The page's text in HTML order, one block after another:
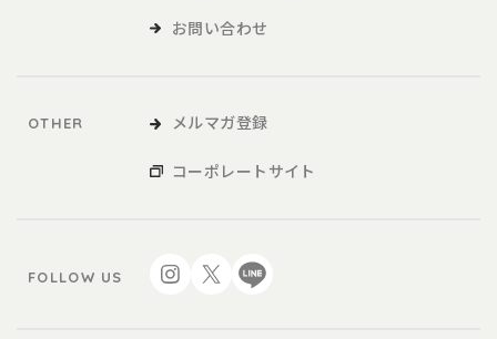
お問い合わせ
OTHER メルマガ登録
コーポレートサイト
FOLLOW US